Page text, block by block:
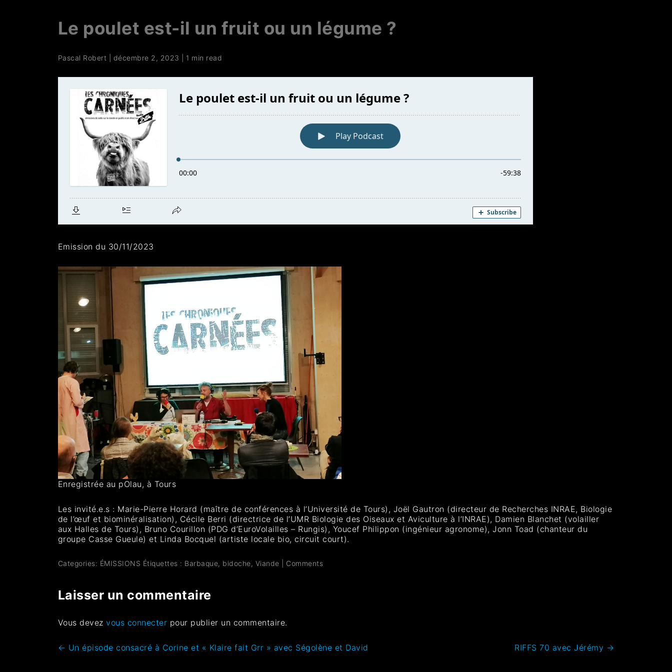
Le poulet est-il un fruit ou un légume ?
Pascal Robert décembre 2, 2023 1 min read
Emission du 30/11/2023
Enregistrée au pOlau, à Tours
Les invité.e.s : Marie-Pierre Horard (maître de conférences à l’Université de Tours), Joël Gautron (directeur de Recherches INRAE, Biologie
de l’œuf et biominéralisation), Cécile Berri (directrice de l’UMR Biologie des Oiseaux et Aviculture à l’INRAE), Damien Blanchet (volailler
aux Halles de Tours), Bruno Courillon (PDG d’EuroVolailles – Rungis), Youcef Philippon (ingénieur agronome), Jonn Toad (chanteur du
groupe Casse Gueule) et Linda Bocquel (artiste locale bio, circuit court).
Categories: ÉMISSIONS Étiquettes : Barbaque, bidoche, Viande Comments
Laisser un commentaire
Vous devezvous connecter pour publier un commentaire.
← Un épisode consacré à Corine et « Klaire fait Grr » avec Ségolène et David RIFFS 70 avec Jérémy →